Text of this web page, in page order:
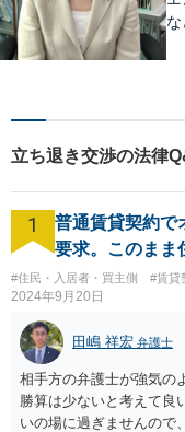
な
い
い
立ち退き交渉の法律
1
普通賃貸契約で
要求。このまま
#住民・入居者・買主側 #賃貸
2024年9月20日
田嶋 祥宏 弁護士
相手方の弁護士が強気の
勝算は少ないと考えて良
いの場に過ぎませんので